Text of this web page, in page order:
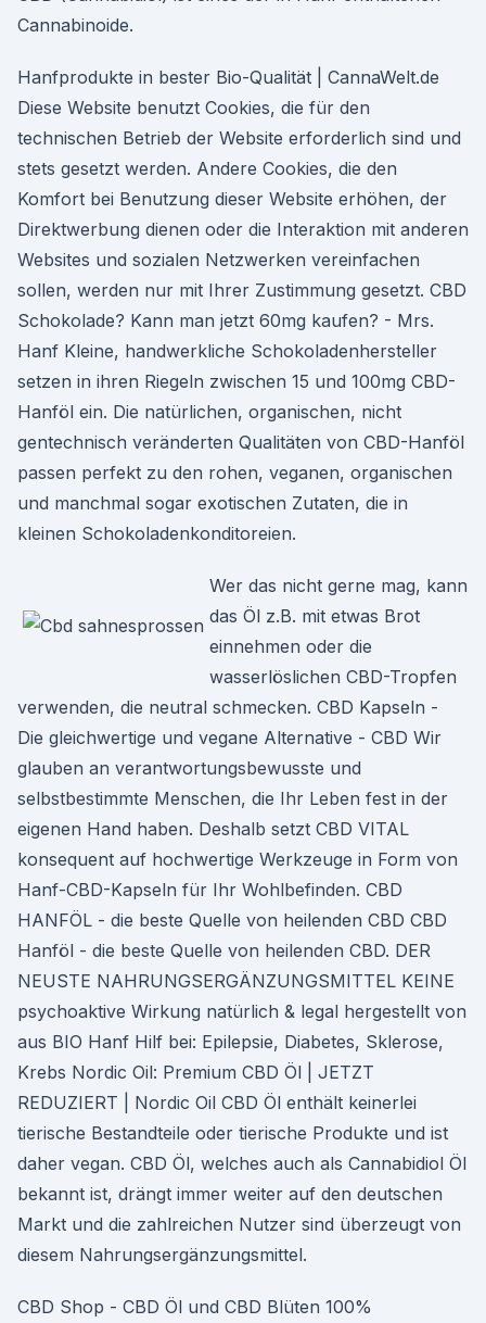
Cannabinoide.
Hanfprodukte in bester Bio-Qualität | CannaWelt.de
Diese Website benutzt Cookies, die für den
technischen Betrieb der Website erforderlich sind und
stets gesetzt werden. Andere Cookies, die den
Komfort bei Benutzung dieser Website erhöhen, der
Direktwerbung dienen oder die Interaktion mit anderen
Websites und sozialen Netzwerken vereinfachen
sollen, werden nur mit Ihrer Zustimmung gesetzt. CBD
Schokolade? Kann man jetzt 60mg kaufen? - Mrs.
Hanf Kleine, handwerkliche Schokoladenhersteller
setzen in ihren Riegeln zwischen 15 und 100mg CBD-
Hanföl ein. Die natürlichen, organischen, nicht
gentechnisch veränderten Qualitäten von CBD-Hanföl
passen perfekt zu den rohen, veganen, organischen
und manchmal sogar exotischen Zutaten, die in
kleinen Schokoladenkonditoreien.
Wer das nicht gerne mag, kann
das Öl z.B. mit etwas Brot
einnehmen oder die
wasserlöslichen CBD-Tropfen
verwenden, die neutral schmecken. CBD Kapseln -
Die gleichwertige und vegane Alternative - CBD Wir
glauben an verantwortungsbewusste und
selbstbestimmte Menschen, die Ihr Leben fest in der
eigenen Hand haben. Deshalb setzt CBD VITAL
konsequent auf hochwertige Werkzeuge in Form von
Hanf-CBD-Kapseln für Ihr Wohlbefinden. CBD
HANFÖL - die beste Quelle von heilenden CBD CBD
Hanföl - die beste Quelle von heilenden CBD. DER
NEUSTE NAHRUNGSERGÄNZUNGSMITTEL KEINE
psychoaktive Wirkung natürlich & legal hergestellt von
aus BIO Hanf Hilf bei: Epilepsie, Diabetes, Sklerose,
Krebs Nordic Oil: Premium CBD Öl | JETZT
REDUZIERT | Nordic Oil CBD Öl enthält keinerlei
tierische Bestandteile oder tierische Produkte und ist
daher vegan. CBD Öl, welches auch als Cannabidiol Öl
bekannt ist, drängt immer weiter auf den deutschen
Markt und die zahlreichen Nutzer sind überzeugt von
diesem Nahrungsergänzungsmittel.
CBD Shop - CBD Öl und CBD Blüten 100%